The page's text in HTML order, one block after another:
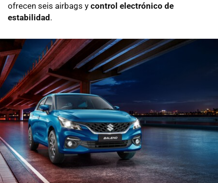
ofrecen seis airbags y control electrónico de
estabilidad .